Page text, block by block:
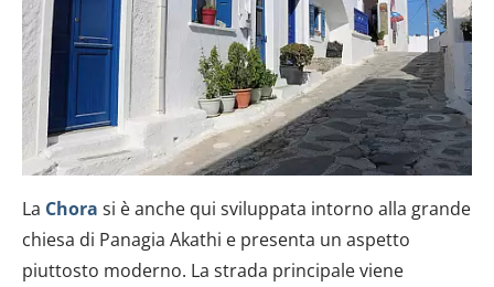
La Chora si è anche qui sviluppata intorno alla grande
chiesa di Panagia Akathi e presenta un aspetto
piuttosto moderno. La strada principale viene